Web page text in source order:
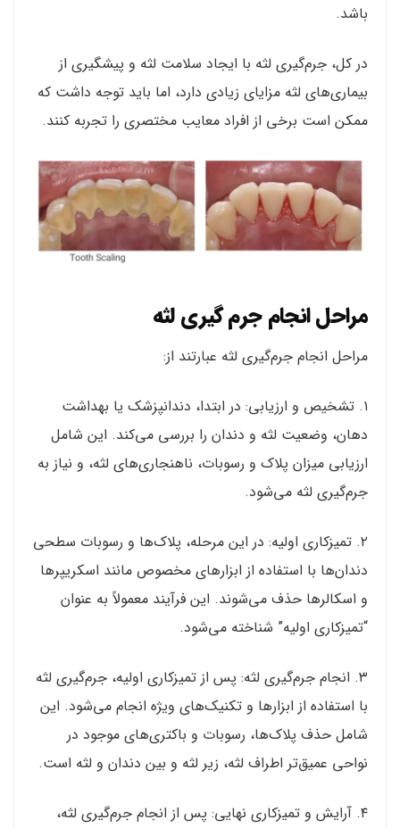
باشد.
در کل، جرم‌گیری لثه با ایجاد سلامت لثه و پیشگیری از
بیماری‌های لثه مزایای زیادی دارد، اما باید توجه داشت که
ممکن است برخی از افراد معایب مختصری را تجربه کنند.
مراحل انجام جرم‌ گیری لثه
مراحل انجام جرم‌گیری لثه عبارتند از:
۱. تشخیص و ارزیابی: در ابتدا، دندانپزشک یا بهداشت
دهان، وضعیت لثه و دندان را بررسی می‌کند. این شامل
ارزیابی میزان پلاک و رسوبات، ناهنجاری‌های لثه، و نیاز به
جرم‌گیری لثه می‌شود.
۲. تمیزکاری اولیه: در این مرحله، پلاک‌ها و رسوبات سطحی
دندان‌ها با استفاده از ابزارهای مخصوص مانند اسکریپرها
و اسکالرها حذف می‌شوند. این فرآیند معمولاً به عنوان
“تمیزکاری اولیه” شناخته می‌شود.
۳. انجام جرم‌گیری لثه: پس از تمیزکاری اولیه، جرم‌گیری لثه
با استفاده از ابزارها و تکنیک‌های ویژه انجام می‌شود. این
شامل حذف پلاک‌ها، رسوبات و باکتری‌های موجود در
نواحی عمیق‌تر اطراف لثه، زیر لثه و بین دندان و لثه است.
۴. آرایش و تمیزکاری نهایی: پس از انجام جرم‌گیری لثه،